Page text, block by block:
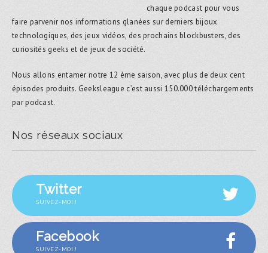
chaque podcast pour vous
faire parvenir nos informations glanées sur derniers bijoux
technologiques, des jeux vidéos, des prochains blockbusters, des
curiosités geeks et de jeux de société.
Nous allons entamer notre 12 ème saison, avec plus de deux cent
épisodes produits. Geeksleague c’est aussi 150.000 téléchargements
par podcast.
Nos réseaux sociaux
Twitter
SUIVEZ-MOI !
Facebook
SUIVEZ-MOI !